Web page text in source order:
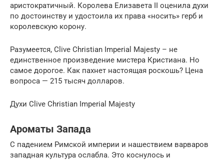
аристократичный. Королева Елизавета II оценила духи
по достоинству и удостоила их права «носить» герб и
королевскую корону.
Разумеется, Clive Christian Imperial Majesty – не
единственное произведение мистера Кристиана. Но
самое дорогое. Как пахнет настоящая роскошь? Цена
вопроса — 215 тысяч долларов.
Духи Clive Christian Imperial Majesty
Ароматы Запада
С падением Римской империи и нашествием варваров
западная культура ослабла. Это коснулось и